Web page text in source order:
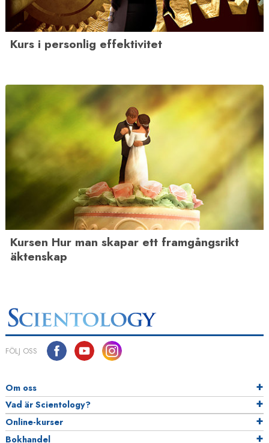
Kurs i personlig effektivitet
Kursen Hur man skapar ett framgångsrikt
äktenskap
FÖLJ OSS
Om oss
Vad är Scientology?
Online-kurser
Bokhandel